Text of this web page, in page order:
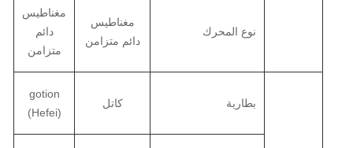
نوع المحرك
مغناطيس
دائم متزامن
مغناطيس
دائم
متزامن
بطارية كاتل
gotion
(Hefei)